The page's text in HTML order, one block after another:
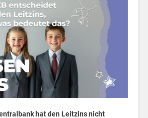
hat den Leitzins nicht